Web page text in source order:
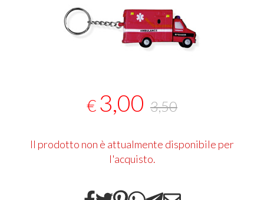
€ 3,00 3,50
Il prodotto non è attualmente disponibile per
l'acquisto.